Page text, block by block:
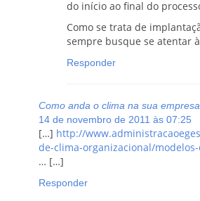
do início ao final do
Como se trata de
sempre busque se atentar
Responder
Como anda o clima na sua
14 de novembro de 2011 às 07:25
[…] http://
de-clima-organizacional/
… […]
Responder